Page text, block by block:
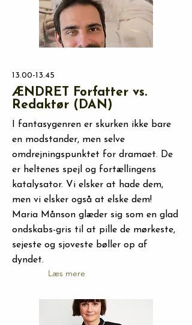
13.00-13.45
ÆNDRET Forfatter vs.
Redaktør (DAN)
I fantasygenren er skurken ikke bare
en modstander, men selve
omdrejningspunktet for dramaet. De
er heltenes spejl og fortællingens
katalysator. Vi elsker at hade dem,
men vi elsker også at elske dem!
Maria Månson glæder sig som en glad
ondskabs-gris til at pille de mørkeste,
sejeste og sjoveste bøller op af
dyndet.
Læs mere